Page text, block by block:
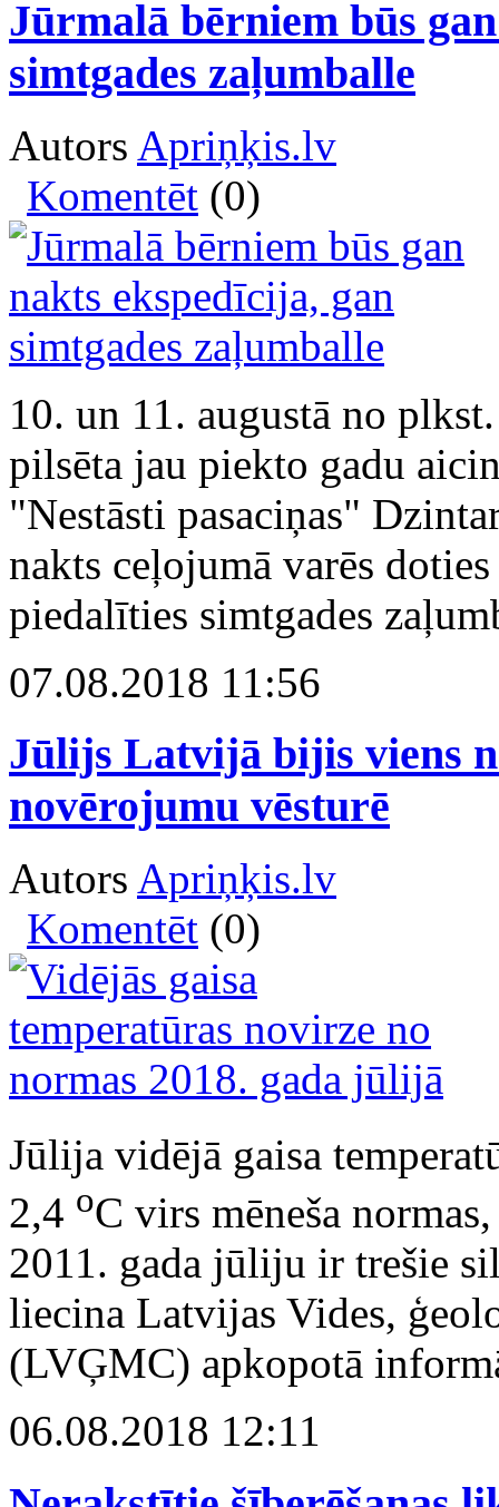
Jūrmalā bērniem būs
simtgades zaļumballe
Autors Apriņķis.lv
Komentēt (0)
10. un 11. augustā no
pilsēta jau piekto gadu
"Nestāsti pasaciņas"
nakts ceļojumā varēs
piedalīties simtgades
07.08.2018 11:56
Jūlijs Latvijā bijis viens
novērojumu vēsturē
Autors Apriņķis.lv
Komentēt (0)
Jūlija vidējā gaisa
2,4 oC virs mēneša
2011. gada jūliju ir trešie
liecina Latvijas Vides,
(LVĢMC) apkopotā
06.08.2018 12:11